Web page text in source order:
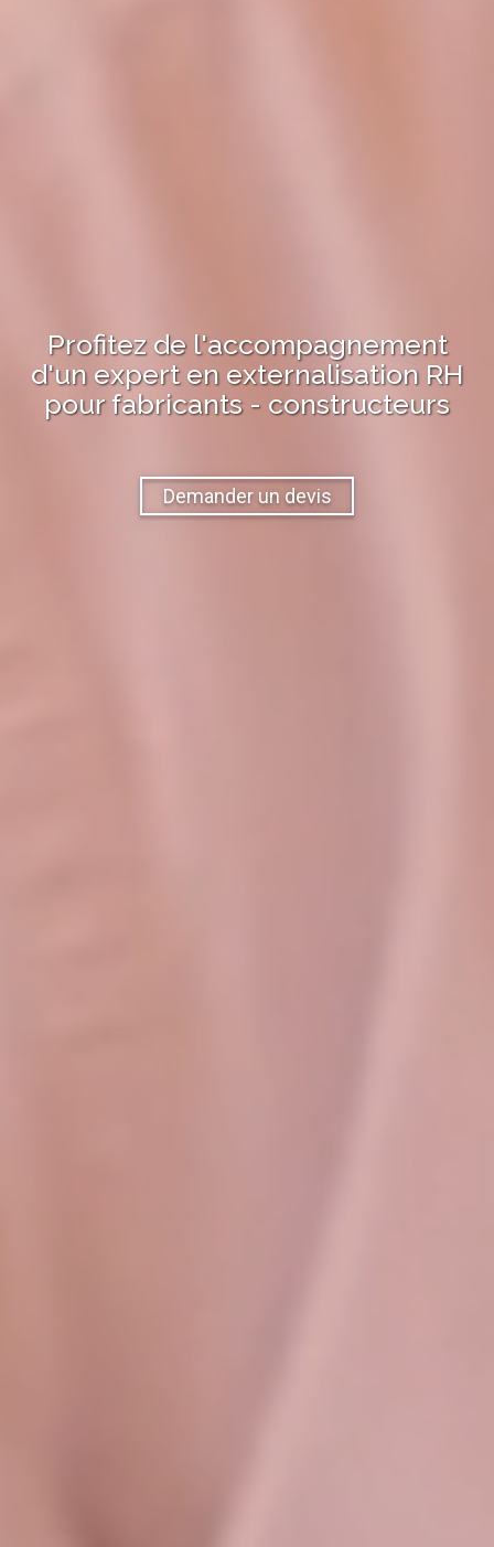
Profitez de l'accompagnement
d'un expert en externalisation RH
pourfabricants - constructeurs
Demander un devis